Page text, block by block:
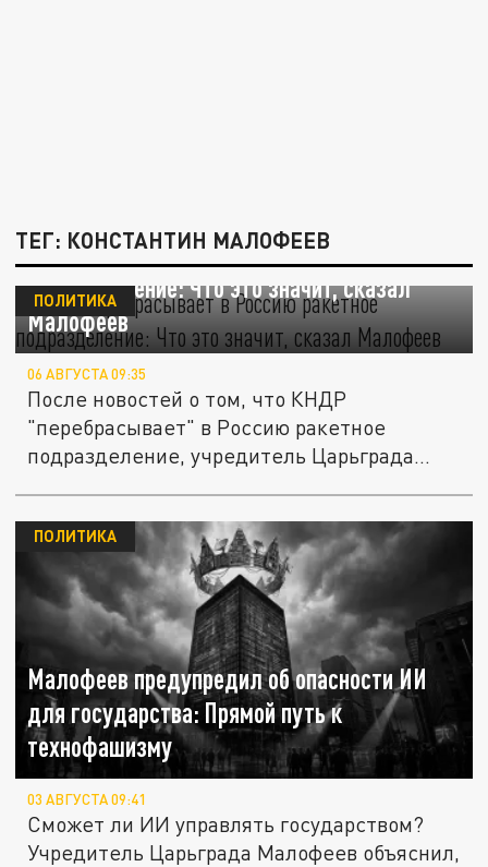
ТЕГ: КОНСТАНТИН МАЛОФЕЕВ
КНДР "перебрасывает" в Россию ракетное
подразделение: Что это значит, сказал
Малофеев
ПОЛИТИКА
06 АВГУСТА 09:35
После новостей о том, что КНДР
"перебрасывает" в Россию ракетное
подразделение, учредитель Царьграда...
Малофеев предупредил об опасности ИИ
для государства: Прямой путь к
технофашизму
ПОЛИТИКА
03 АВГУСТА 09:41
Сможет ли ИИ управлять государством?
Учредитель Царьграда Малофеев объяснил,